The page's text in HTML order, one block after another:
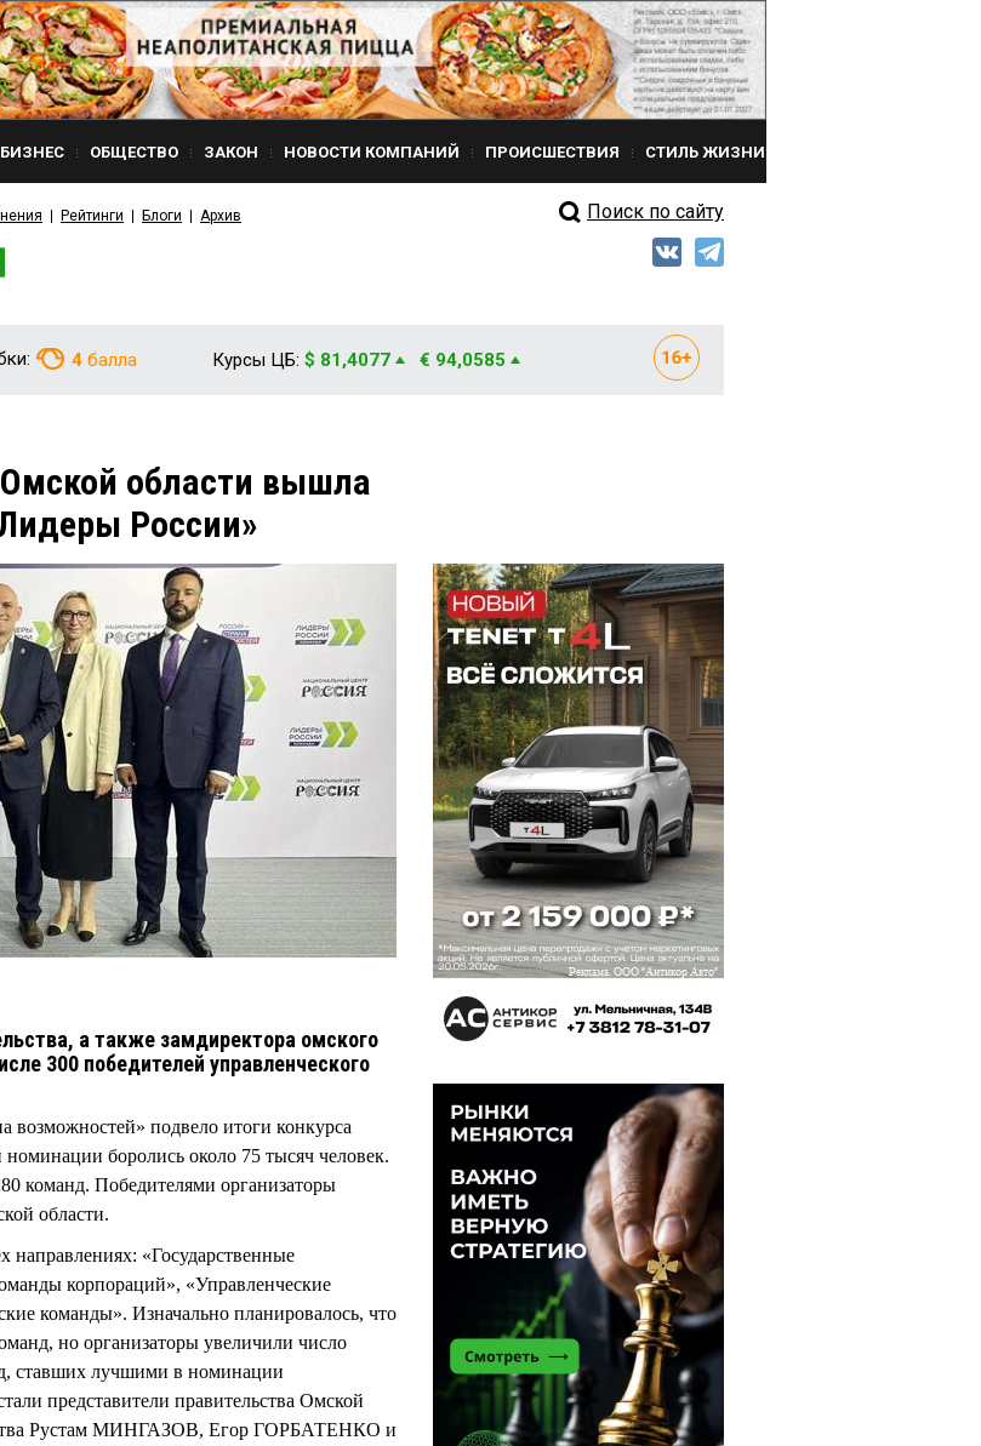
БИЗНЕС ОБЩЕСТВО ЗАКОН НОВОСТИ КОМПАНИЙ ПРОИСШЕСТВИЯ СТИЛЬ ЖИЗНИ
Рейтинги Блоги Архив Поиск по сайту
4 балла Курсы ЦБ: $ 81,4077 € 94,0585
области вышла
России»
а также замдиректора омского
300 победителей управленческого
подвело итоги конкурса
боролись около 75 тысяч человек.
команд. Победителями организаторы
области.
направлениях: «Государственные
корпораций», «Управленческие
команды». Изначально планировалось, что
но организаторы увеличили число
ставших лучшими в номинации
представители правительства Омской
Рустам МИНГАЗОВ, Егор ГОРБАТЕНКО и